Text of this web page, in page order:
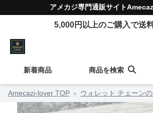
アメカジ専門通販サイト
5,000円以上のご購入で送
新着商品 商品を検索
Amecazi-lover TOP › ウォレット チェーン